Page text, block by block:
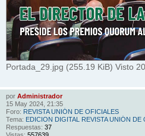
Portada_29.jpg (255.19 KiB) Visto
por Administrador
15 May 2024, 21:35
Foro: REVISTA UNIÓN DE OFICIALES
Tema: EDICION DIGITAL REVISTA UNIÓN DE
Respuestas: 37